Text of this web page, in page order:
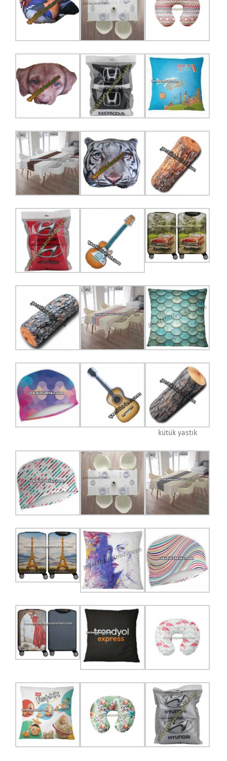
kütük yastık